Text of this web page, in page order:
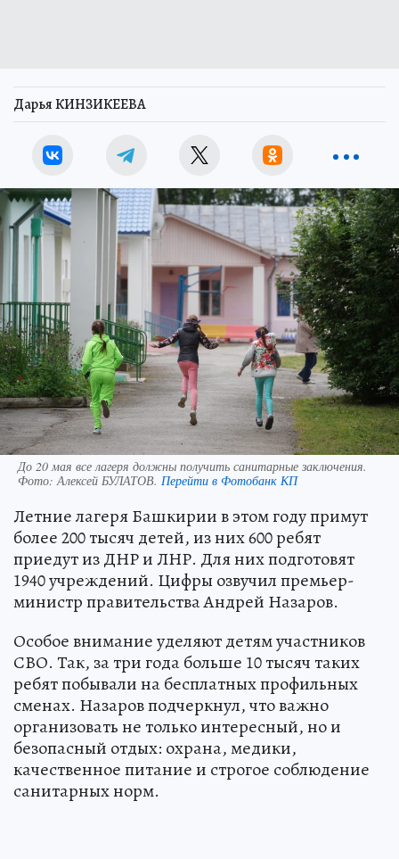
Дарья КИНЗИКЕЕВА
До 20 мая все лагеря должны получить санитарные заключения.
Фото:Алексей БУЛАТОВ. Перейти в Фотобанк КП
Летние лагеря Башкирии в этом году примут
более 200 тысяч детей, из них 600 ребят
приедут из ДНР и ЛНР. Для них подготовят
1940 учреждений. Цифры озвучил премьер-
министр правительства Андрей Назаров.
Особое внимание уделяют детям участников
СВО. Так, за три года больше 10 тысяч таких
ребят побывали на бесплатных профильных
сменах. Назаров подчеркнул, что важно
организовать не только интересный, но и
безопасный отдых: охрана, медики,
качественное питание и строгое соблюдение
санитарных норм.